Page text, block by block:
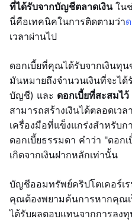
ที่ได้รับจากบัญชีตลาดเงินในช่
นี่คือเทคนิคในการติดตามว่า
เวลาผ่านไป
ดอกเบี้ยที่คุณได้รับจากเงินทุ
มันหมายถึงจำนวนเงินที่จะได้
บัญชี) และ ดอกเบี้ยที่สะสมไว้
สามารถสร้างเงินได้ตลอดเว
เครื่องมือที่แข็งแกร่งสำหรับ
ดอกเบี้ยธรรมดา คำว่า "ดอก
เกิดจากเงินฝากหลักเท่านั้น
บัญชีออมทรัพย์คริปโตเคอร์เร
คุณต้องพยามค้นการหากคุณ
ได้รับผลตอบแทนจากการลง